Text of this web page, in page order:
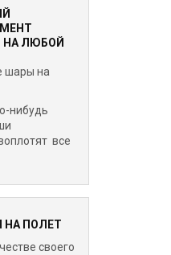
НА ЛЮБОЙ
шары на
нибудь
все
НА ПОЛЕТ
своего